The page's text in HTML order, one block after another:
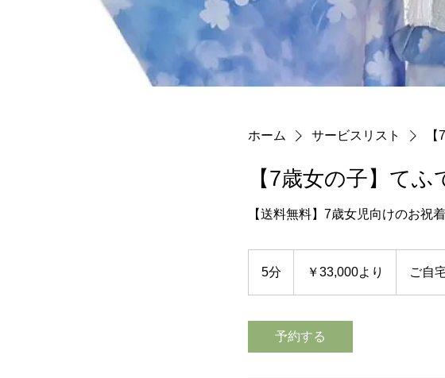
ホーム サービスリスト
【7歳女の子】て
【送料無料】7歳女児向けのお祝着
5分 ￥33,000より ご自
予約する